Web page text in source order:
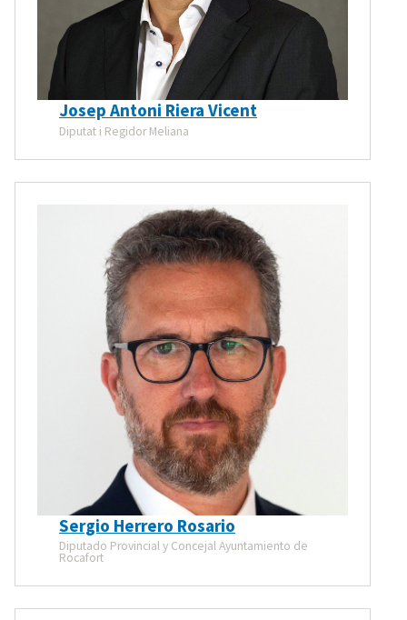
Josep Antoni Riera Vicent
Diputat i Regidor Meliana
Sergio Herrero Rosario
Diputado Provincial y Concejal Ayuntamiento de
Rocafort